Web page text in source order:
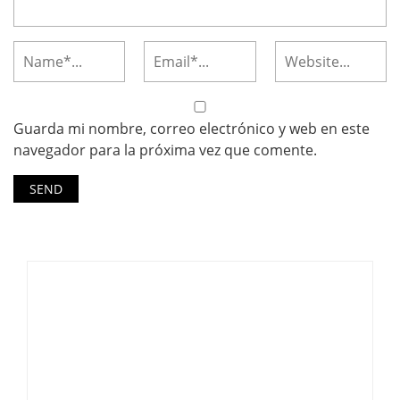
Guarda mi nombre, correo electrónico y web en este
navegador para la próxima vez que comente.